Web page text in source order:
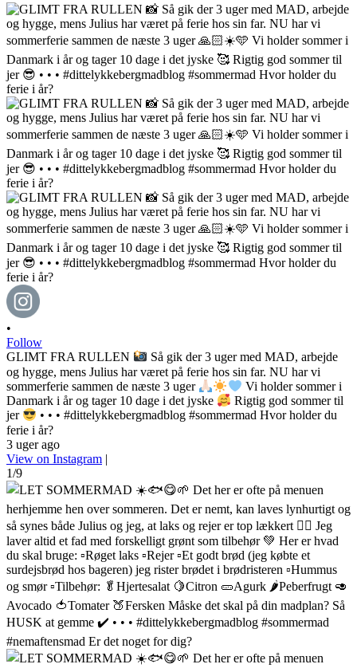
•
Follow
GLIMT FRA RULLEN
Så gik der 3 uger med MAD, arbejde
og hygge, mens Julius har været på ferie hos sin far. NU har vi
sommerferie sammen de næste 3 uger
Vi holder sommer i
Danmark i år og tager 10 dage i det jyske
Rigtig god sommer til
jer
• • • #dittelykkebergmadblog #sommermad Hvor holder du
ferie i år?
3 uger ago
View on Instagram |
1/9